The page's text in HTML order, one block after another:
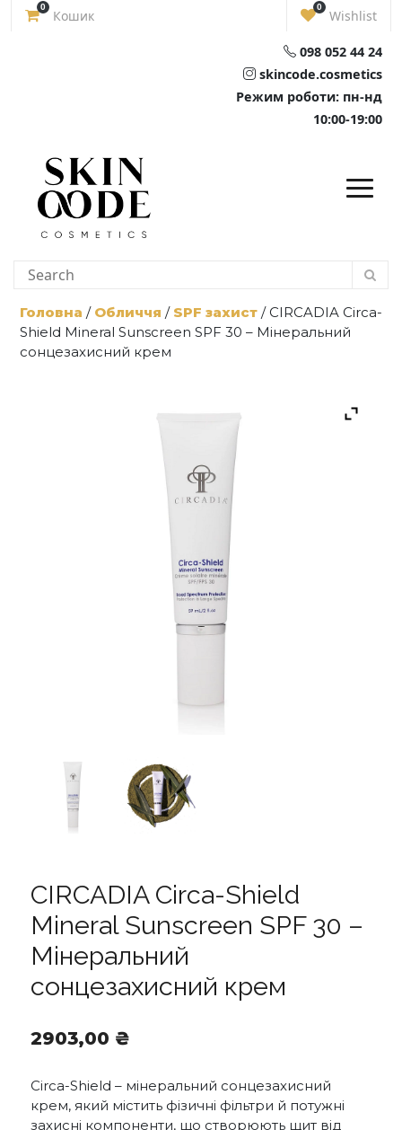
Skip
0
Кошик
0
Wishlist
098 052 44 24
skincode.cosmetics
Режим роботи: пн-нд
10:00-19:00
Головна / Обличчя / SPF захист / CIRCADIA Circa-
Shield Mineral Sunscreen SPF 30 – Мінеральний
сонцезахисний крем
CIRCADIA Circa-Shield
Mineral Sunscreen SPF 30 –
Мінеральний
сонцезахисний крем
2903,00 ₴
Circa-Shield – мінеральний сонцезахисний
крем, який містить фізичні фільтри й потужні
захисні компоненти, що створюють щит від